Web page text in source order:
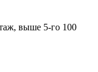
выше 5-го 100